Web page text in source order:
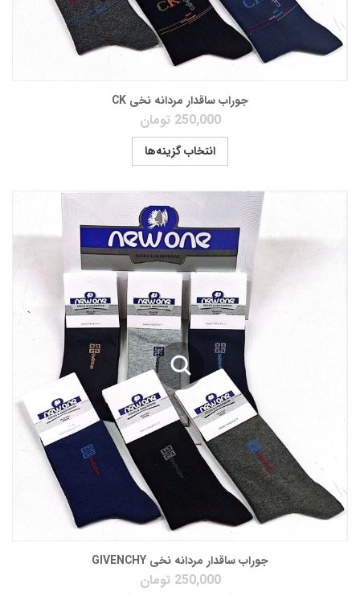
جوراب ساقدار مردانه نخی CK
250,000 تومان
انتخاب گزینه‌ها
جوراب ساقدار مردانه نخی GIVENCHY
250,000 تومان